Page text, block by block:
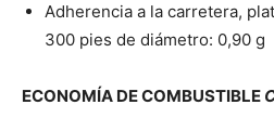
Adherencia a la carretera,
300 pies de diámetro: 0,90 g
ECONOMÍA DE COMBUSTIBLE